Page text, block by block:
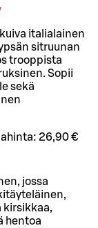
italialainen
sitruunan
trooppista
Sopii
sekä
26,90 €
jossa
kirsikkaa,
hentoa